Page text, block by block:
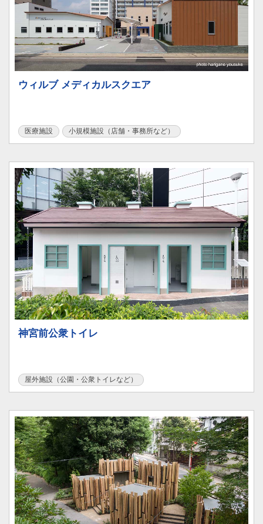
ウィルブ メディカルスクエア
医療施設 小規模施設（店舗・事務所など）
神宮前公衆トイレ
屋外施設（公園・公衆トイレなど）